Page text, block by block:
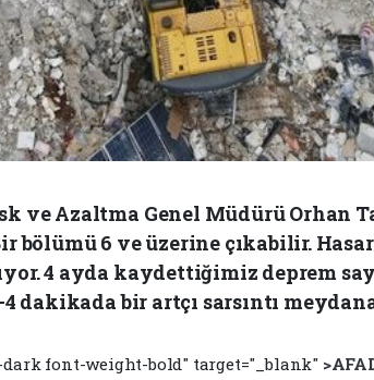
ve Azaltma Genel Müdürü Orhan
bölümü 6 ve üzerine çıkabilir.
4 ayda kaydettiğimiz deprem
dakikada bir artçı sarsıntı
dark font-weight-bold" target="_blank"